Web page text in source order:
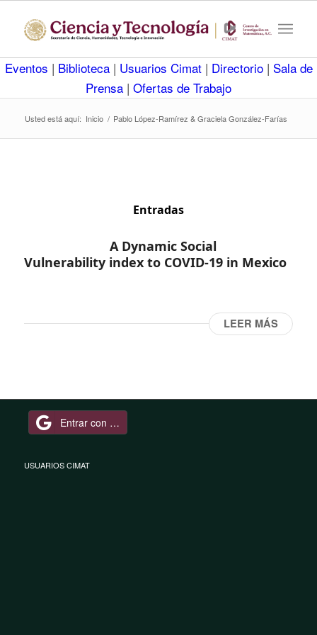
Eventos | Biblioteca | Usuarios Cimat | Directorio | Sala de
Prensa | Ofertas de Trabajo
Usted está aquí: Inicio / Pablo López-Ramírez & Graciela González-Farías
Entradas
A Dynamic Social
Vulnerability index to COVID-19 in Mexico
LEER MÁS
Entrar con Google
USUARIOS CIMAT